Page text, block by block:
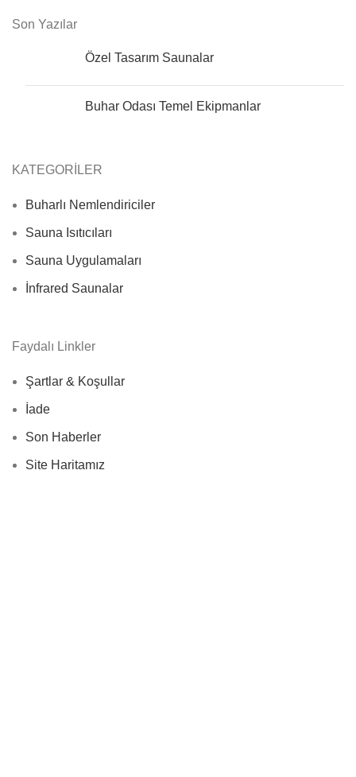
Son Yazılar
Özel Tasarım Saunalar
Buhar Odası Temel Ekipmanlar
KATEGORİLER
Buharlı Nemlendiriciler
Sauna Isıtıcıları
Sauna Uygulamaları
İnfrared Saunalar
Faydalı Linkler
Şartlar & Koşullar
İade
Son Haberler
Site Haritamız